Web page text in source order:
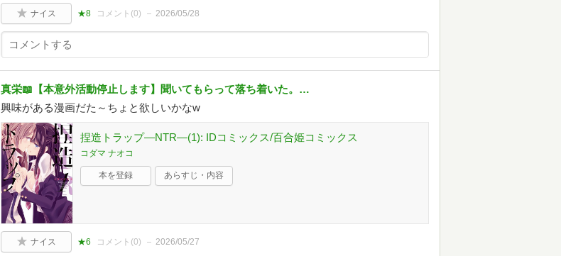
ナイス ★8 コメント(0) 2026/05/28
真栄📖【本意外活動停止します】聞いてもらって落ち着いた。…
興味がある漫画だた～ちょと欲しいかなw
捏造トラップ―NTR―(1): IDコミックス/百合姫コミックス
コダマ ナオコ
本を登録 あらすじ・内容
ナイス ★6 コメント(0) 2026/05/27